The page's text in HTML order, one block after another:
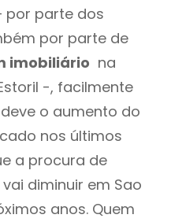
por parte dos
por parte de
imobiliário na
-, facilmente
o aumento do
nos últimos
a procura de
diminuir em Sao
anos. Quem